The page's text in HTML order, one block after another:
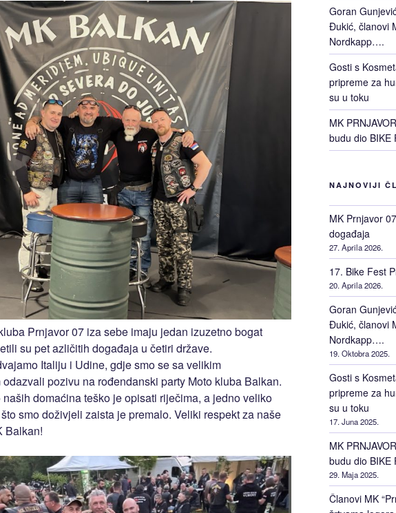
Prnjavor 07 iza sebe imaju jedan izuzetno bogat
su pet azličitih događaja u četiri države.
Italiju i Udine, gdje smo se sa velikim
pozivu na rođendanski party Moto kluba Balkan.
naših domaćina teško je opisati riječima, a jedno veliko
što smo doživjeli zaista je premalo. Veliki respekt za naše
Balkan!
Goran
Đukić, članovi
Nordkapp….
Gosti s
pripreme za
su u toku
MK
budu dio BIKE
NAJNOVIJI
MK Prnjavor
događaja
27. Aprila 2026.
17. Bike Fest
20. Aprila 2026.
Goran
Đukić, članovi
Nordkapp….
19. Oktobra 2025.
Gosti s
pripreme za
su u toku
17. Juna 2025.
MK
budu dio BIKE
29. Maja 2025.
Članovi MK